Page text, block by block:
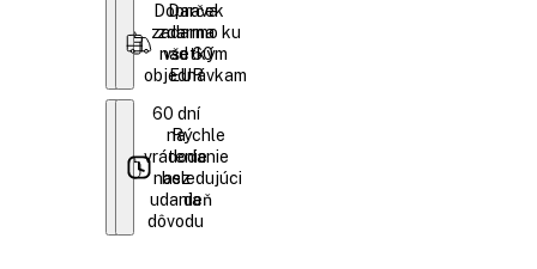
Darček
zadarmo ku
všetkým
objednávkam
Doprava
zdarma
nad 60
EUR
60 dní
na
vrátenie
bez
udania
dôvodu
Rýchle
dodanie
nasledujúci
deň